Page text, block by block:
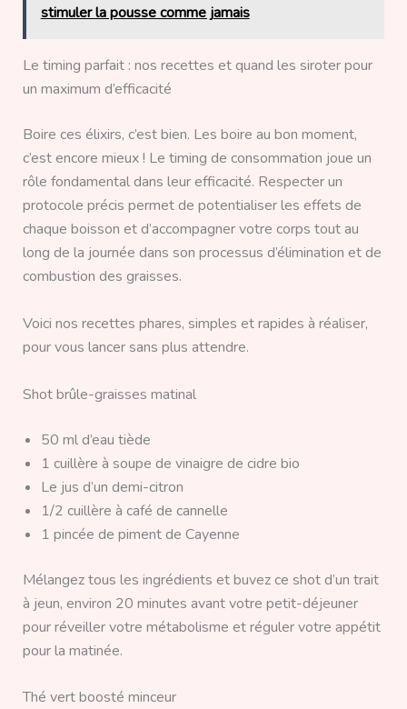
stimuler la pousse comme jamais
Le timing parfait : nos recettes et quand les siroter pour
un maximum d’efficacité
Boire ces élixirs, c’est bien. Les boire au bon moment,
c’est encore mieux ! Le timing de consommation joue un
rôle fondamental dans leur efficacité. Respecter un
protocole précis permet de potentialiser les effets de
chaque boisson et d’accompagner votre corps tout au
long de la journée dans son processus d’élimination et de
combustion des graisses.
Voici nos recettes phares, simples et rapides à réaliser,
pour vous lancer sans plus attendre.
Shot brûle-graisses matinal
50 ml d’eau tiède
1 cuillère à soupe de vinaigre de cidre bio
Le jus d’un demi-citron
1/2 cuillère à café de cannelle
1 pincée de piment de Cayenne
Mélangez tous les ingrédients et buvez ce shot d’un trait
à jeun, environ 20 minutes avant votre petit-déjeuner
pour réveiller votre métabolisme et réguler votre appétit
pour la matinée.
Thé vert boosté minceur